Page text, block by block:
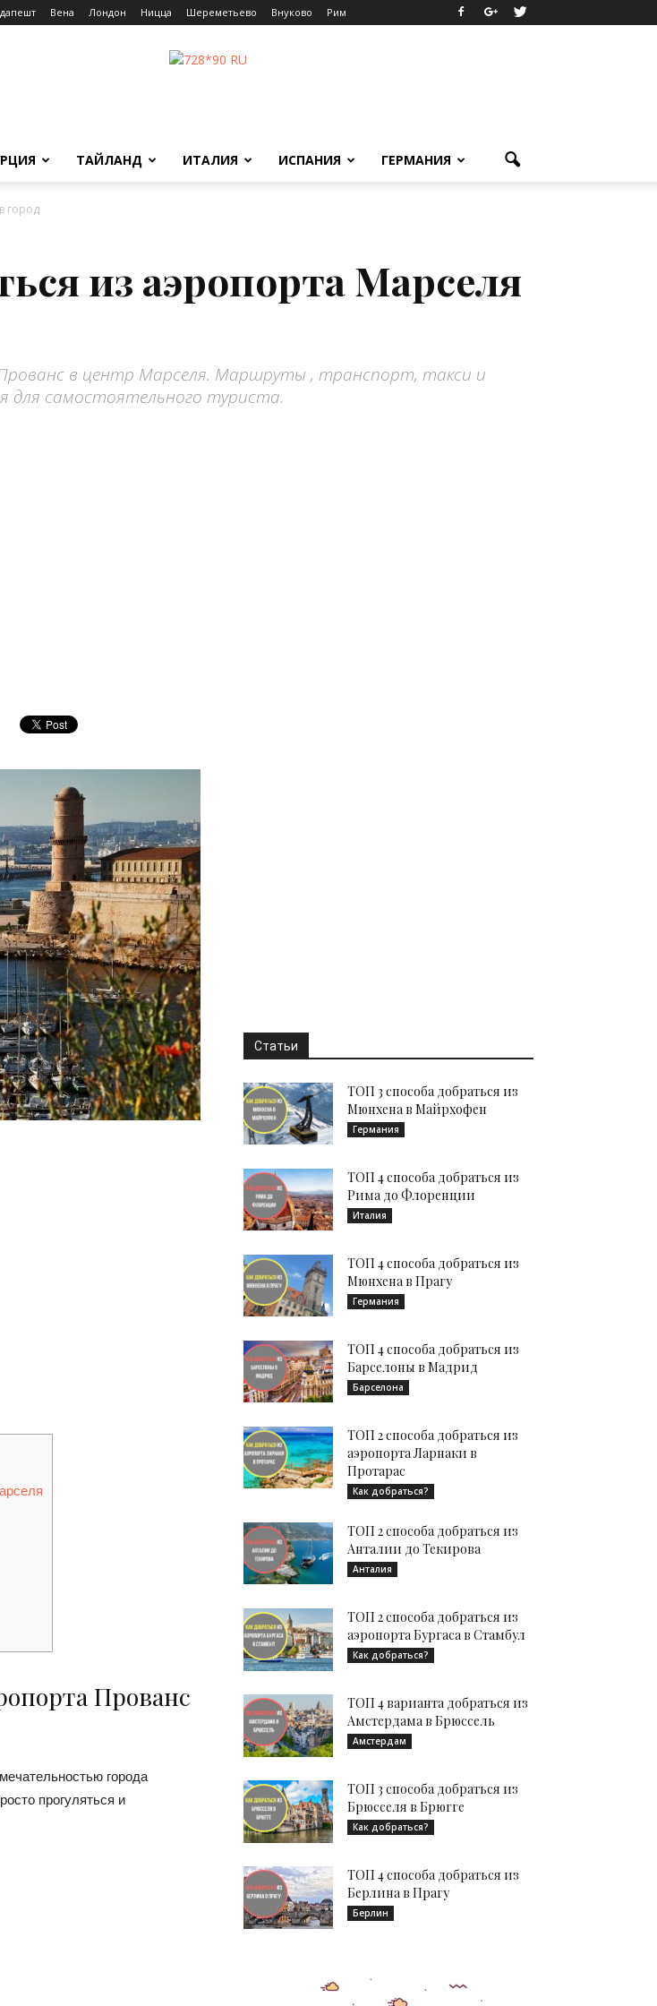
Вена Лондон Ницца Шереметьево Внуково Рим
ТАЙЛАНД ИТАЛИЯ ИСПАНИЯ ГЕРМАНИЯ
город
из аэропорта Марселя
в центр Марселя. Маршруты , транспорт, такси и
для самостоятельного туриста.
Прованс
города
прогуляться и
Статьи
ТОП 3 способа добраться из
Мюнхена в Майрхофен
Германия
ТОП 4 способа добраться из
Рима до Флоренции
Италия
ТОП 4 способа добраться из
Мюнхена в Прагу
Германия
ТОП 4 способа добраться из
Барселоны в Мадрид
Барселона
ТОП 2 способа добраться из
аэропорта Ларнаки в
Протарас
Как добраться?
ТОП 2 способа добраться из
Анталии до Текирова
Анталия
ТОП 2 способа добраться из
аэропорта Бургаса в Стамбул
Как добраться?
ТОП 4 варианта добраться из
Амстердама в Брюссель
Амстердам
ТОП 3 способа добраться из
Брюсселя в Брюгге
Как добраться?
ТОП 4 способа добраться из
Берлина в Прагу
Берлин